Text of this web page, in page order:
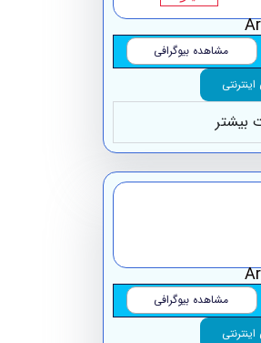
مشاهده بیوگرافی
بیشتر
مشاهده بیوگرافی